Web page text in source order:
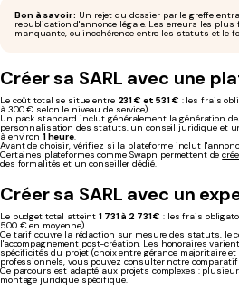
Bon à savoir : Un rejet du dossier par le greffe
republication d'annonce légale. Les erreurs les
manquante, ou incohérence entre les statuts et le
Créer sa SARL avec une
Le coût total se situe entre 231 € et 531 € : les frais
à 300 € selon le niveau de service).
Un pack standard inclut généralement la génération
personnalisation des statuts, un conseil juridique et
à environ 1 heure.
Avant de choisir, vérifiez si la plateforme inclut
Certaines plateformes comme Swapn permettent de
des formalités et un conseiller dédié.
Créer sa SARL avec un
Le budget total atteint1 731 à 2 731 € : les frais
500 € en moyenne).
Ce tarif couvre la rédaction sur mesure des statuts, le
l'accompagnement post-création. Les honoraires
spécificités du projet (choix entre gérance majoritaire
professionnels, vous pouvez consulter notre comparatif
Ce parcours est adapté aux projets complexes :
montage juridique spécifique.